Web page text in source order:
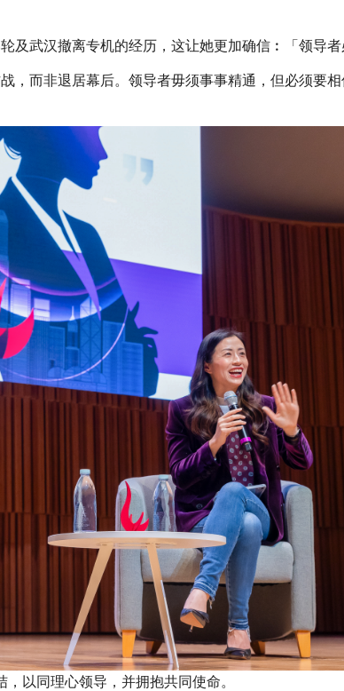
武汉撤离专机的经历，这让她更加确信︰「领导者
而非退居幕后。领导者毋须事事精通，但必须要相
以同理心领导，并拥抱共同使命。